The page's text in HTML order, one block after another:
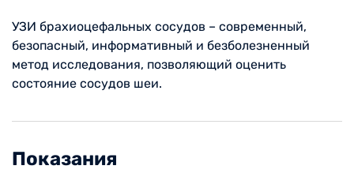
УЗИ брахиоцефальных сосудов – современный,
безопасный, информативный и безболезненный
метод исследования, позволяющий оценить
состояние сосудов шеи.
Показания